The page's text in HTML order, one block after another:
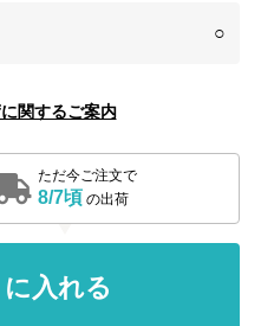
○
関するご案内
ただ今ご注文で
8/7頃 の出荷
入れる